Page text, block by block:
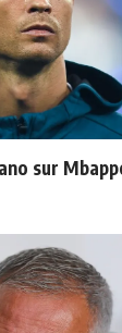
sur